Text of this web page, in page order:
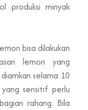
produksi minyak
bisa dilakukan
lemon yang
selama 10
sensitif perlu
rahang. Bila